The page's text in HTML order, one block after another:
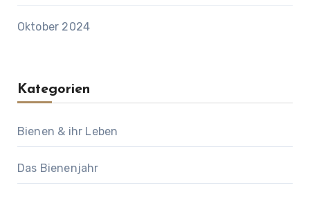
Oktober 2024
Kategorien
Bienen & ihr Leben
Das Bienenjahr